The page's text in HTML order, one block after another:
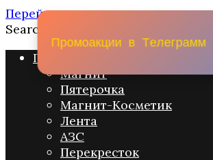
Перейти к содержанию
Search for:
Промо акции
Магнит
Пятерочка
Магнит-Косметик
Лента
АЗС
Перекресток
Промоакции в Телеграмм